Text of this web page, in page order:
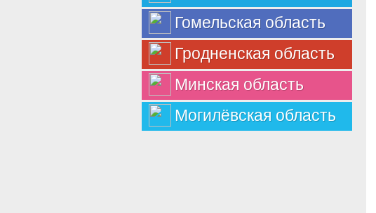
Гомельская область
Гродненская область
Минская область
Могилёвская область